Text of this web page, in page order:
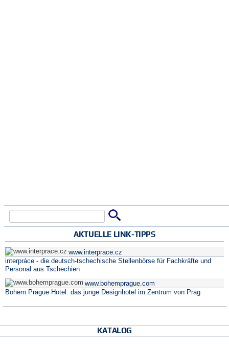
AKTUELLE LINK-TIPPS
www.interprace.cz
interpráce - die deutsch-tschechische Stellenbörse für Fachkräfte und
Personal aus Tschechien
www.bohemprague.com
Bohem Prague Hotel: das junge Designhotel im Zentrum von Prag
KATALOG